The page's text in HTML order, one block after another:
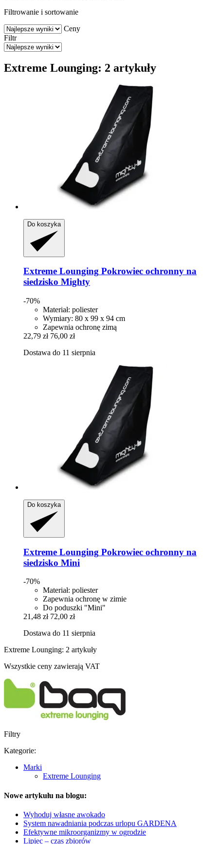
Filtrowanie i sortowanie
Ceny
Filtr
Extreme Lounging: 2 artykuły
Do koszyka
Extreme Lounging Pokrowiec ochronny na
siedzisko Mighty
-70%
Materiał: poliester
Wymiary: 80 x 99 x 94 cm
Zapewnia ochronę zimą
22,79 zł 76,00 zł
Dostawa do 11 sierpnia
Do koszyka
Extreme Lounging Pokrowiec ochronny na
siedzisko Mini
-70%
Materiał: poliester
Zapewnia ochronę w zimie
Do poduszki "Mini"
21,48 zł 72,00 zł
Dostawa do 11 sierpnia
Extreme Lounging: 2 artykuły
Wszystkie ceny zawierają VAT
Filtry
Kategorie:
Marki
Extreme Lounging
Nowe artykułu na blogu:
Wyhoduj własne awokado
System nawadniania podczas urlopu GARDENA
Efektywne mikroorganizmy w ogrodzie
Lipiec – czas zbiorów